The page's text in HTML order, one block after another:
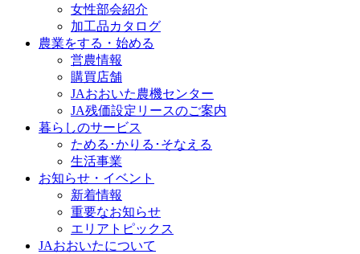
女性部会紹介
加工品カタログ
農業をする・始める
営農情報
購買店舗
JAおおいた農機センター
JA残価設定リースのご案内
暮らしのサービス
ためる･かりる･そなえる
生活事業
お知らせ・イベント
新着情報
重要なお知らせ
エリアトピックス
JAおおいたについて